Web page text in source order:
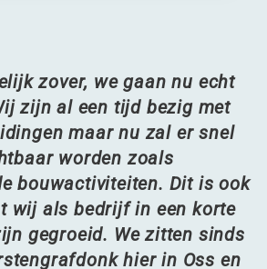
zover, we gaan nu echt
zijn al een tijd bezig met
maar nu zal er snel
worden zoals
bouwactiviteiten. Dit is ook
wij als bedrijf in een korte
gegroeid. We zitten sinds
hier in Oss en